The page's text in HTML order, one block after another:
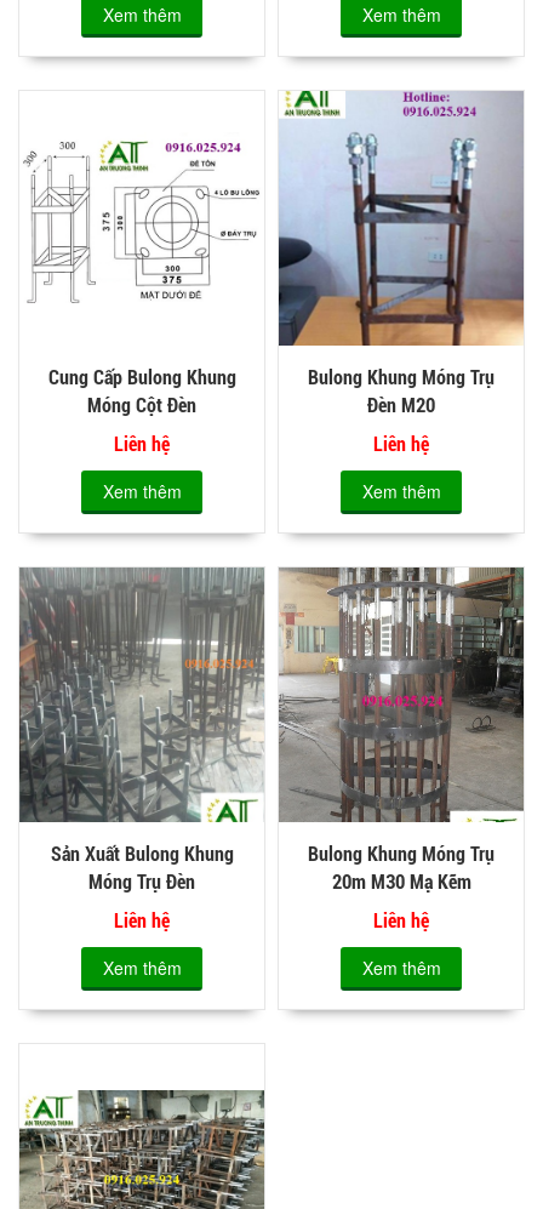
Xem thêm Xem thêm
Cung Cấp Bulong Khung
Móng Cột Đèn
Liên hệ
Xem thêm
Bulong Khung Móng Trụ
Đèn M20
Liên hệ
Xem thêm
Sản Xuất Bulong Khung
Móng Trụ Đèn
Liên hệ
Xem thêm
Bulong Khung Móng Trụ
20m M30 Mạ Kẽm
Liên hệ
Xem thêm